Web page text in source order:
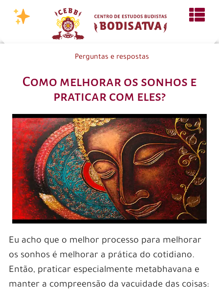
Perguntas e respostas
Como melhorar os sonhos e
praticar com eles?
Eu acho que o melhor processo para melhorar
os sonhos é melhorar a prática do cotidiano.
Então, praticar especialmente metabhavana e
manter a compreensão da vacuidade das coisas: